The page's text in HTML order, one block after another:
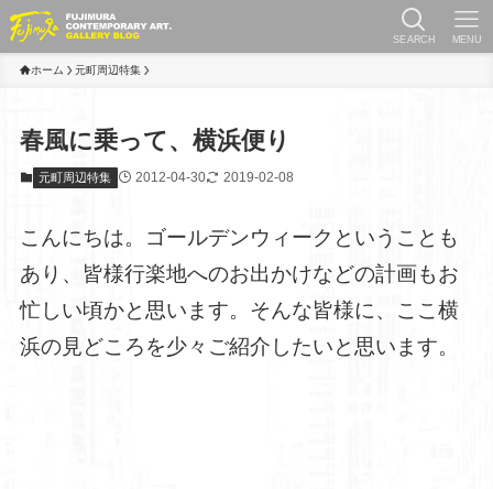
SEARCH MENU
ホーム 元町周辺特集
春風に乗って、横浜便り
元町周辺特集 2012-04-30 2019-02-08
こんにちは。ゴールデンウィークということも
あり、皆様行楽地へのお出かけなどの計画もお
忙しい頃かと思います。そんな皆様に、ここ横
浜の見どころを少々ご紹介したいと思います。